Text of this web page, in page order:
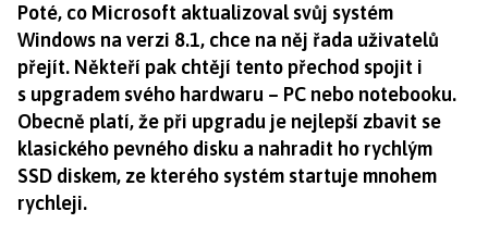
Poté, co Microsoft aktualizoval svůj systém
Windows na verzi 8.1, chce na něj řada uživatelů
přejít. Někteří pak chtějí tento přechod spojit i
s upgradem svého hardwaru – PC nebo notebooku.
Obecně platí, že při upgradu je nejlepší zbavit se
klasického pevného disku a nahradit ho rychlým
SSD diskem, ze kterého systém startuje mnohem
rychleji.